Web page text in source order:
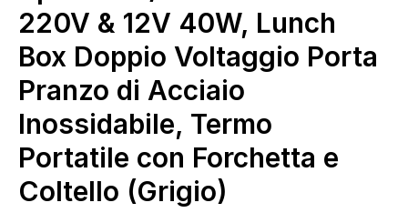
220V & 12V 40W, Lunch
Box Doppio Voltaggio Porta
Pranzo di Acciaio
Inossidabile, Termo
Portatile con Forchetta e
Coltello (Grigio)